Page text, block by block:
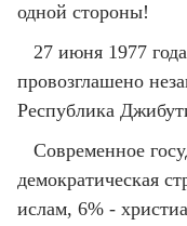
одной стороны!
27 июня 1977
провозглашено
Республика
Современное
демократическая
ислам, 6% -